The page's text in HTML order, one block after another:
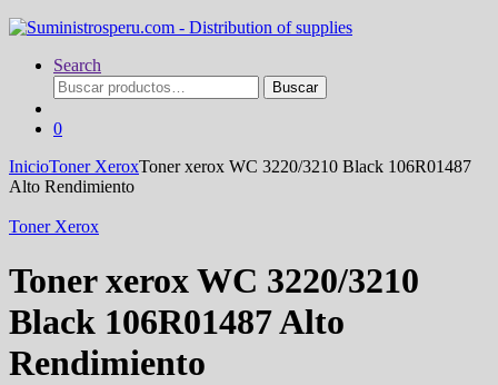
Search
Buscar
por:
Buscar
0
InicioToner XeroxToner xerox WC 3220/3210 Black 106R01487
Alto Rendimiento
Toner Xerox
Toner xerox WC 3220/3210
Black 106R01487 Alto
Rendimiento